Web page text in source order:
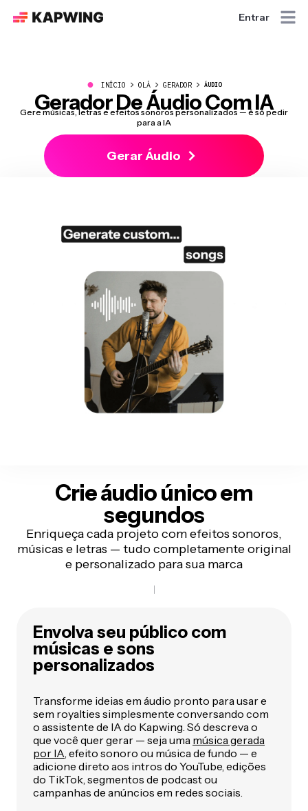
Entrar
● INÍCIO OLÁ GERADOR ÁUDIO
Gerador De Áudio Com IA
Gere músicas, letras e efeitos sonoros personalizados — é só pedir
para a IA
Gerar Áudio
Crie áudio únicoem
segundos
Enriqueça cada projeto com efeitos sonoros,
músicas e letras — tudo completamente original
e personalizado para sua marca
Envolva seu público com
músicas e sons
personalizados
Transforme ideias em áudio pronto para usar e
sem royalties simplesmente conversando com
o assistente de IA do Kapwing. Só descreva o
que você quer gerar — seja uma música gerada
por IA, efeito sonoro ou música de fundo — e
adicione direto aos intros do YouTube, edições
do TikTok, segmentos de podcast ou
campanhas de anúncios em redes sociais.